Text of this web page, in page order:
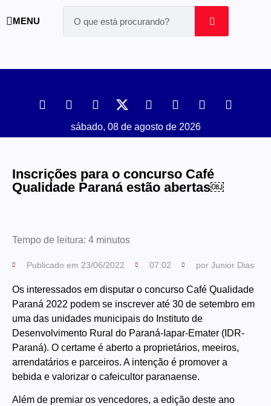
MENU
sábado, 08 de agosto de 2026
Inscrições para o concurso Café
Qualidade Paraná estão abertas￼
Tempo de leitura: 4 minutos
Publicado em 23/06/2022 07:02 por Junior Dias
Os interessados em disputar o concurso Café Qualidade
Paraná 2022 podem se inscrever até 30 de setembro em
uma das unidades municipais do Instituto de
Desenvolvimento Rural do Paraná-Iapar-Emater (IDR-
Paraná). O certame é aberto a proprietários, meeiros,
arrendatários e parceiros. A intenção é promover a
bebida e valorizar o cafeicultor paranaense.
Além de premiar os vencedores, a edição deste ano